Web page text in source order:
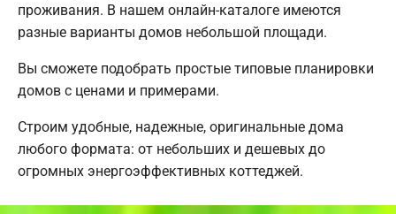
проживания. В нашем онлайн-каталоге имеются
разные варианты домов небольшой площади.
Вы сможете подобрать простые типовые планировки
домов с ценами и примерами.
Строим удобные, надежные, оригинальные дома
любого формата: от небольших и дешевых до
огромных энергоэффективных коттеджей.